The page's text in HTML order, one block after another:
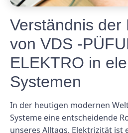
Verständnis der
von VDS -
ELEKTRO in
Systemen
In der heutigen modernen
Systeme eine entscheidende
unseres Alltags. Elektrizität ist